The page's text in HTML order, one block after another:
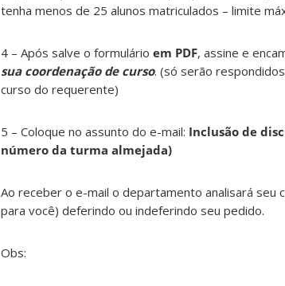
tenha menos de 25 alunos matriculados – limite
4 – Após salve o formulário em PDF, assine e
sua coordenação de curso. (só serão
curso do requerente)
5 – Coloque no assunto do e-mail: Inclusão de
número da turma almejada)
Ao receber o e-mail o departamento analisará seu
para você) deferindo ou indeferindo seu pedido.
Obs: